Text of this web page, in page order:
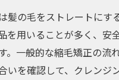
髪の毛をストレートにす
を用いることが多く、安
。一般的な縮毛矯正の流
いを確認して、クレンジ